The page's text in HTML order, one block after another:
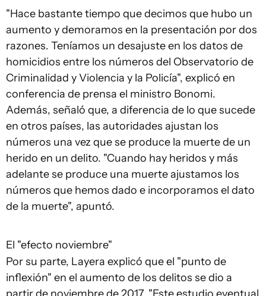
"Hace bastante tiempo que decimos que hubo un
aumento y demoramos en la presentación por dos
razones. Teníamos un desajuste en los datos de
homicidios entre los números del Observatorio de
Criminalidad y Violencia y la Policía", explicó en
conferencia de prensa el ministro Bonomi.
Además, señaló que, a diferencia de lo que sucede
en otros países, las autoridades ajustan los
números una vez que se produce la muerte de un
herido en un delito. "Cuando hay heridos y más
adelante se produce una muerte ajustamos los
números que hemos dado e incorporamos el dato
de la muerte", apuntó.
El "efecto noviembre"
Por su parte, Layera explicó que el "punto de
inflexión" en el aumento de los delitos se dio a